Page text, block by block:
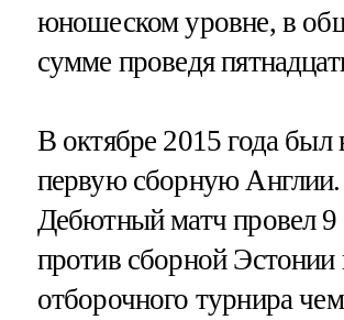
юношеском уровне, в
сумме проведя
В октябре 2015 года был
первую сборную Англии.
Дебютный матч провел 9
против сборной Эстонии
отборочного турнира